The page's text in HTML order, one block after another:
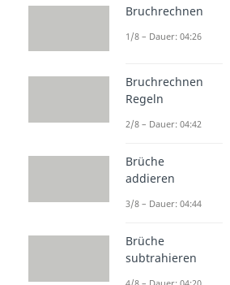
dagegen kannst
der Elemente in
Bruchrechnen
1/8 – Dauer: 04:26
Bruchrechnen
Regeln
2/8 – Dauer: 04:42
Brüche
addieren
3/8 – Dauer: 04:44
Brüche
subtrahieren